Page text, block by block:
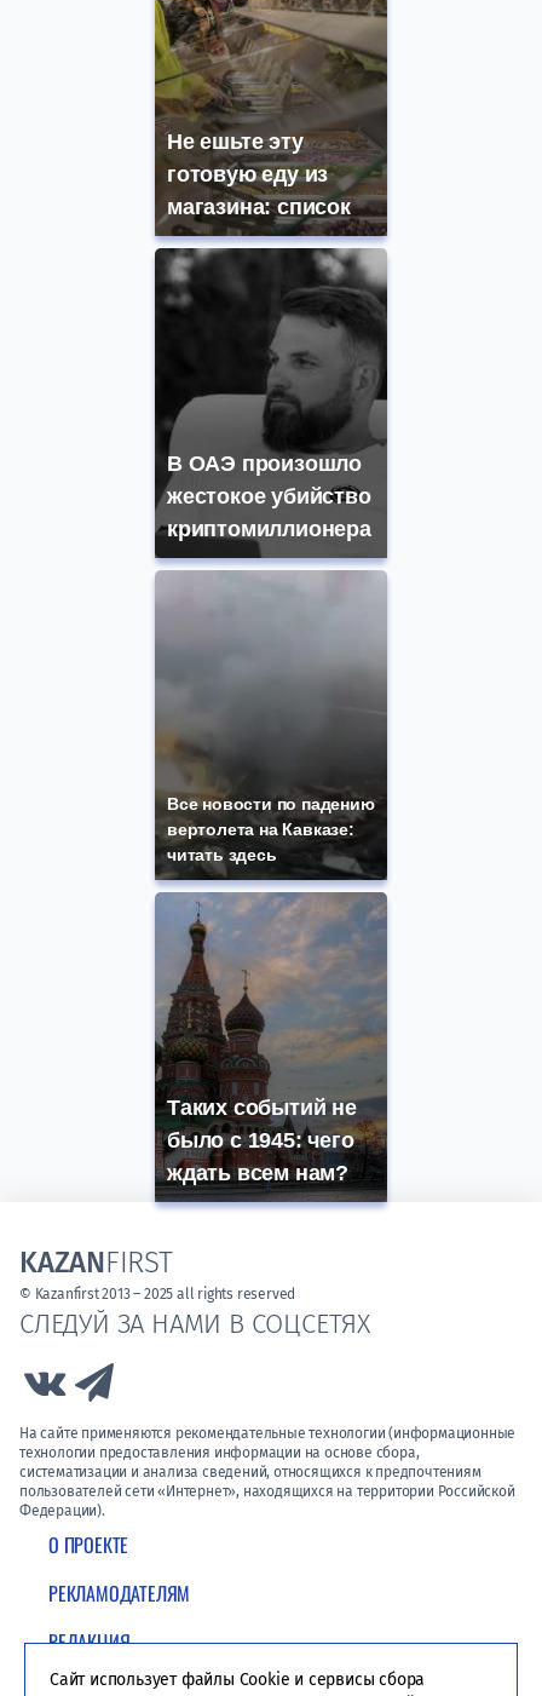
Не ешьте эту
готовую еду из
магазина: список
В ОАЭ произошло
жестокое убийство
криптомиллионера
Все новости по падению
вертолета на Кавказе:
читать здесь
Таких событий не
было с 1945: чего
ждать всем нам?
О ПРОЕКТЕ
РЕКЛАМОДАТЕЛЯМ
РЕДАКЦИЯ
ПОЛИТИКА КОНФИДЕНЦИАЛЬНОСТИ
СЛЕДУЙ ЗА НАМИ В СОЦСЕТЯХ
Link to Vk
На сайте применяются рекомендательные технологии (информационные
технологии предоставления информации на основе сбора,
систематизации и анализа сведений, относящихся к предпочтениям
пользователей сети «Интернет», находящихся на территории Российской
Федерации).
KAZANFIRST
© Kazanfirst 2013 – 2025 all rights reserved
Сайт использует файлы Cookie и сервисы сбора